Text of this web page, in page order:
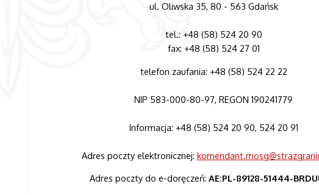
ul. Oliwska 35, 80 - 563 Gdańsk
tel.: +48 (58) 524 20 90
fax: +48 (58) 524 27 01
telefon zaufania: +48 (58) 524 22 22
NIP 583-000-80-97, REGON 190241779
Informacja: +48 (58) 524 20 90, 524 20 91
Adres poczty elektronicznej:
Adres poczty do e-doręczeń: AE:PL-89128-51444-